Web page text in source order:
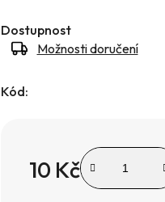
Dostupnost
Možnosti doručení
Kód:
10 Kč
Měrná cena: